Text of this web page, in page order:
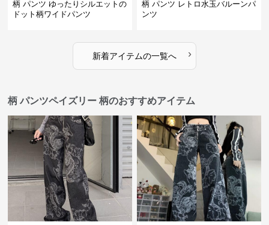
柄 パンツ ゆったりシルエットの
ドット柄ワイドパンツ
柄 パンツ レトロ水玉バルーンパ
ンツ
新着アイテムの一覧へ ›
柄 パンツペイズリー 柄のおすすめアイテム